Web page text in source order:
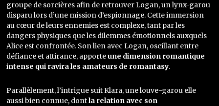
groupe de sorcières afin de retrouver Logan, un lynx-garou
disparu lors d’une mission d’espionnage. Cette immersion
au cœur de leurs ennemies est complexe, tant par les
dangers physiques que les dilemmes émotionnels auxquels
Alice est confrontée. Son lien avec Logan, oscillant entre
défiance et attirance, apporteune dimension romantique
intense qui ravira les amateurs de romantasy.
Parallèlement, l’intrigue suit Klara, une louve-garou elle
aussi bien connue, dontla relation avec son